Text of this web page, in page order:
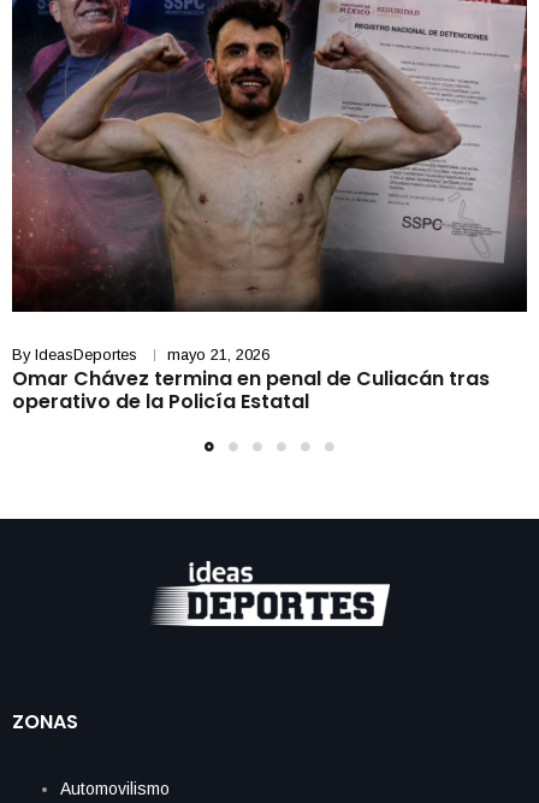
By IdeasDeportes mayo 21, 2026
Omar Chávez termina en penal de Culiacán tras
operativo de la Policía Estatal
ZONAS
Automovilismo